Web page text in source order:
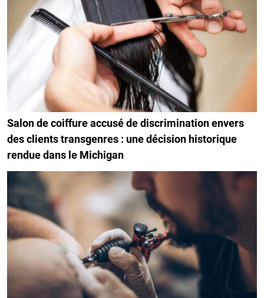
Salon de coiffure accusé de discrimination envers
des clients transgenres : une décision historique
rendue dans le Michigan